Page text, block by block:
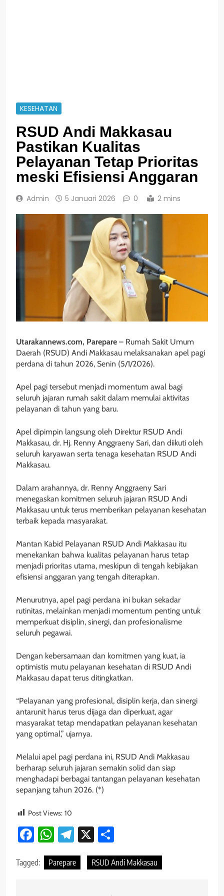
KESEHATAN
RSUD Andi Makkasau
Pastikan Kualitas
Pelayanan Tetap Prioritas
meski Efisiensi Anggaran
Admin 5 Januari 2026 0 2 mins
Utarakannews.com, Parepare – Rumah Sakit Umum
Daerah (RSUD) Andi Makkasau melaksanakan apel pagi
perdana di tahun 2026, Senin (5/1/2026).
Apel pagi tersebut menjadi momentum awal bagi
seluruh jajaran rumah sakit dalam memulai aktivitas
pelayanan di tahun yang baru.
Apel dipimpin langsung oleh Direktur RSUD Andi
Makkasau, dr. Hj. Renny Anggraeny Sari, dan diikuti oleh
seluruh karyawan serta tenaga kesehatan RSUD Andi
Makkasau.
Dalam arahannya, dr. Renny Anggraeny Sari
menegaskan komitmen seluruh jajaran RSUD Andi
Makkasau untuk terus memberikan pelayanan kesehatan
terbaik kepada masyarakat.
Mantan Kabid Pelayanan RSUD Andi Makkasau itu
menekankan bahwa kualitas pelayanan harus tetap
menjadi prioritas utama, meskipun di tengah kebijakan
efisiensi anggaran yang tengah diterapkan.
Menurutnya, apel pagi perdana ini bukan sekadar
rutinitas, melainkan menjadi momentum penting untuk
memperkuat disiplin, sinergi, dan profesionalisme
seluruh pegawai.
Dengan kebersamaan dan komitmen yang kuat, ia
optimistis mutu pelayanan kesehatan di RSUD Andi
Makkasau dapat terus ditingkatkan.
“Pelayanan yang profesional, disiplin kerja, dan sinergi
antarunit harus terus dijaga dan diperkuat, agar
masyarakat tetap mendapatkan pelayanan kesehatan
yang optimal,” ujarnya.
Melalui apel pagi perdana ini, RSUD Andi Makkasau
berharap seluruh jajaran semakin solid dan siap
menghadapi berbagai tantangan pelayanan kesehatan
sepanjang tahun 2026. (*)
Post Views: 10
Facebook
WhatsApp
Telegram
X
Tagged: Parepare RSUD Andi Makkasau